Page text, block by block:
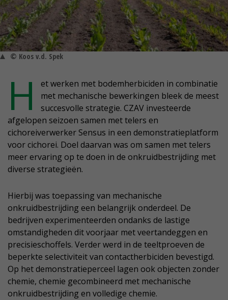
© Koos v.d. Spek
H
et werken met bodemherbiciden in combinatie
met mechanische bewerkingen bleek de meest
succesvolle strategie. CZAV investeerde
afgelopen seizoen samen met telers en
cichoreiverwerker Sensus in een demonstratieplatform
voor cichorei. Doel daarvan was om samen met telers
meer ervaring op te doen in de onkruidbestrijding met
diverse strategieën.
Hierbij was toepassing van mechanische
onkruidbestrijding een belangrijk onderdeel. De
bedrijven experimenteerden ondanks de lastige
omstandigheden dit voorjaar met veertandeggen en
precisieschoffels. Verder werd in de teeltproeven de
beperkte selectiviteit van contactherbiciden bevestigd.
Op het demonstratieperceel lagen ook objecten zonder
chemie, chemie gecombineerd met mechanische
onkruidbestrijding en volledige chemie.